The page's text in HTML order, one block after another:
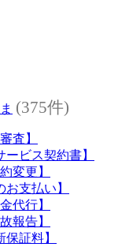
(375件)
査】
ビス契約書】
変更】
支払い】
代行】
報告】
証料】